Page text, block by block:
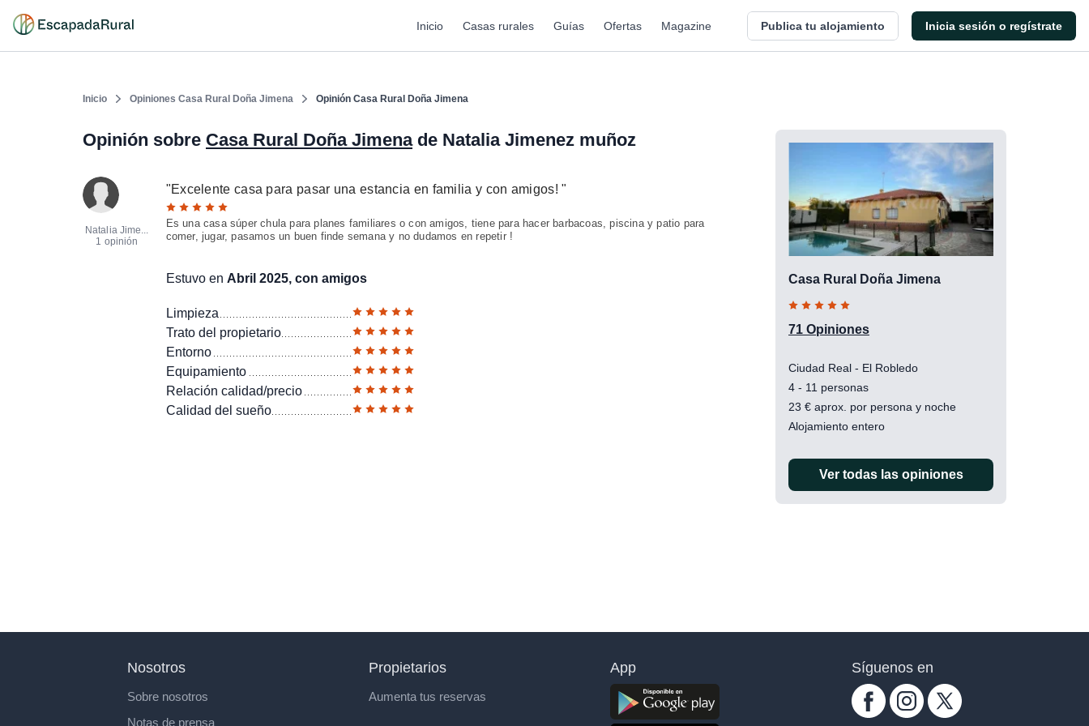
Inicio Casas rurales Guías Ofertas Magazine Publica tu alojamiento Inicia sesión o regístrate
Inicio Opiniones Casa Rural Doña Jimena Opinión Casa Rural Doña Jimena
Opinión sobre Casa Rural Doña Jimenade Natalia Jimenez muñoz
Natalia Jime...
1 opinión
"Excelente casa para pasar una estancia en familia y con amigos!"
Es una casa súper chula para planes familiares o con amigos, tiene para hacer barbacoas, piscina y patio para
comer, jugar, pasamos un buen finde semana y no dudamos en repetir !
Estuvo en Abril 2025, con amigos
Limpieza
Trato del propietario
Entorno
Equipamiento
Relación calidad/precio
Calidad del sueño
Casa Rural Doña Jimena
71 Opiniones
Ciudad Real - El Robledo
4 - 11 personas
23 € aprox. por persona y noche
Alojamiento entero
Ver todas las opiniones
Nosotros
Sobre nosotros
Notas de prensa
Propietarios
Aumenta tus reservas
App Síguenos en